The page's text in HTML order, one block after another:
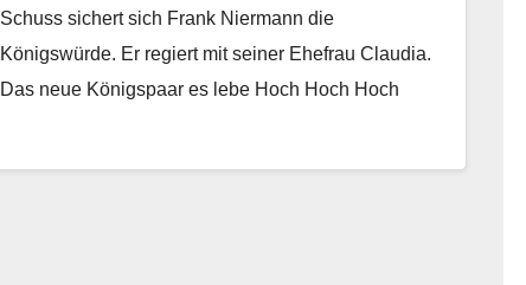
Schuss sichert sich Frank Niermann die
Königswürde. Er regiert mit seiner Ehefrau Claudia.
Das neue Königspaar es lebe Hoch Hoch Hoch